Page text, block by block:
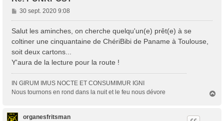
M
e
a
g
e
30 sept. 2020 9:08
Salut les aminches, on cherche quelqu'un(e) prêt(e) à se
coltiner une cinquantaine de ChériBibi de Paname à Toulouse,
soit deux cartons...
Y'aura de la lecture pour la route !
IN GIRUM IMUS NOCTE ET CONSUMIMUR IGNI
Nous tournons en rond dans la nuit et le feu nous dévore
organesfritsman